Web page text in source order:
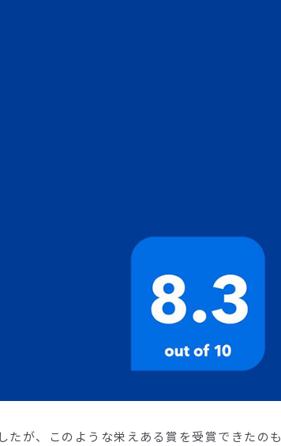
が、このような栄えある賞を受賞できたのも